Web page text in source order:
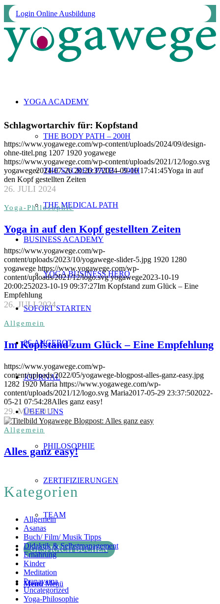
Login Online Ausbildung
YOGA ACADEMY
THE BODY PATH – 200H
THE SACRED PATH – 300H
THE MEDICAL PATH
BUSINESS ACADEMY
YOGA BUSINESS HERO
SOFORT STARTEN
0€-ANGEBOT
JOURNAL
ÜBER UNS
PHILOSOPHIE
ZERTIFIZIERUNGEN
TEAM
GESPRÄCH BUCHEN
Menü Menü
Schlagwortarchiv für: Kopfstand
Yoga-Philosophie
Yoga in auf den Kopf gestellten Zeiten
26. JULI 2024
https://www.yogawege.com/wp-content/uploads/2024/09/design-
ohne-titel.png 1207 1920 yogawege
https://www.yogawege.com/wp-content/uploads/2021/12/logo.svg
yogawege2024-07-26 20:26:372024-09-10 17:41:45Yoga in auf
den Kopf gestellten Zeiten
Allgemein
Im Kopfstand zum Glück – Eine Empfehlung
26. JULI 2024
https://www.yogawege.com/wp-
content/uploads/2023/10/yogawege-slider-5.jpg 1920 1280
yogawege https://www.yogawege.com/wp-
content/uploads/2021/12/logo.svg yogawege2023-10-19
20:00:252023-10-19 09:37:27Im Kopfstand zum Glück – Eine
Empfehlung
Allgemein
Alles ganz easy!
29. MAI 2017
https://www.yogawege.com/wp-
content/uploads/2022/05/yogawege-blogpost-alles-ganz-easy.jpg
1282 1920 Maria https://www.yogawege.com/wp-
content/uploads/2021/12/logo.svg Maria2017-05-29 23:37:502022-
05-21 07:54:28Alles ganz easy!
Kategorien
Allgemein
Asanas
Buch/ Film/ Musik Tipps
Didaktik & Selbstmanagement
Ernährung
Kinder
Meditation
Pranayama
Uncategorized
Yoga-Philosophie